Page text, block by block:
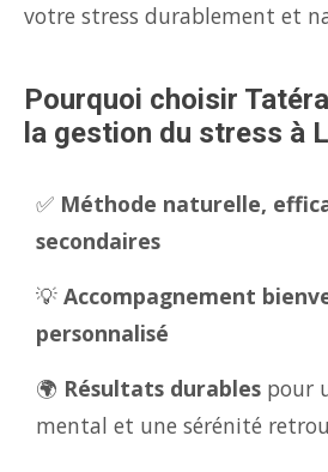
votre stress durablement et
Pourquoi choisir
la gestion du stress à
✅ Méthode naturelle,
secondaires
💡 Accompagnement
personnalisé
🌍 Résultats durables pour
mental et une sérénité